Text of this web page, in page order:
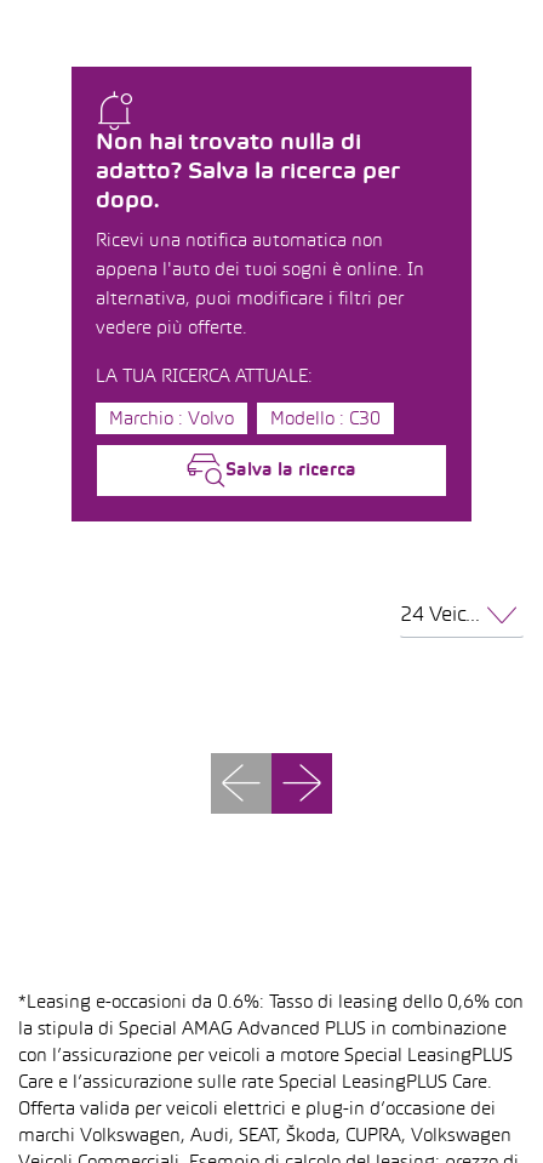
Non hai trovato nulla di
adatto? Salva la ricerca per
dopo.
Ricevi una notifica automatica non
appena l'auto dei tuoi sogni è online. In
alternativa, puoi modificare i filtri per
vedere più offerte.
LA TUA RICERCA ATTUALE:
Marchio : Volvo Modello : C30
Salva la ricerca
24 Veicoli per pagina
*Leasing e-occasioni da 0.6%: Tasso di leasing dello 0,6% con
la stipula di Special AMAG Advanced PLUS in combinazione
con l’assicurazione per veicoli a motore Special LeasingPLUS
Care e l’assicurazione sulle rate Special LeasingPLUS Care.
Offerta valida per veicoli elettrici e plug-in d’occasione dei
marchi Volkswagen, Audi, SEAT, Škoda, CUPRA, Volkswagen